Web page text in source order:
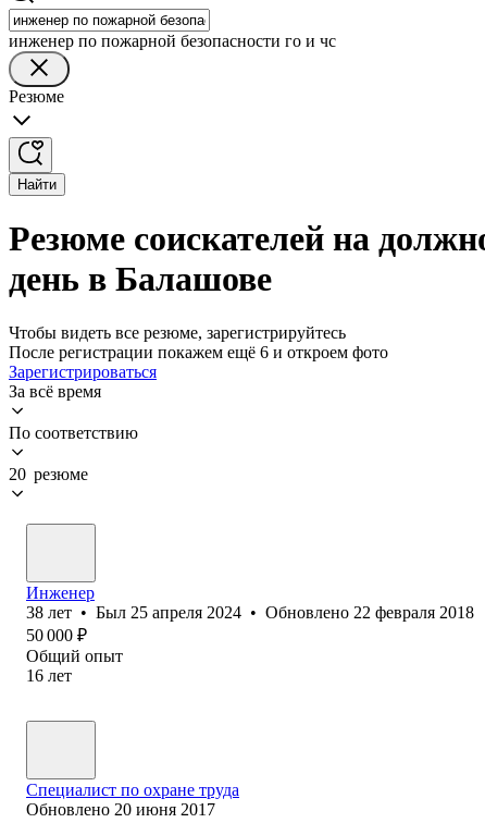
инженер по пожарной безопасности го и чс
Резюме
Найти
Резюме соискателей на
день в Балашове
Чтобы видеть все резюме, зарегистрируйтесь
После регистрации покажем ещё 6 и откроем фото
Зарегистрироваться
За всё время
По соответствию
20 резюме
Инженер
38 лет • Был 25 апреля 2024 • Обновлено 22 февраля 2018
50 000 ₽
Общий опыт
16 лет
Специалист по охране труда
Обновлено 20 июня 2017